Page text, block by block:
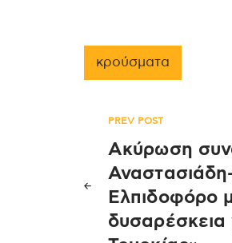
κρούσματα
PREV POST
Ακύρωση
Ελπιδοφόρο
δυσαρέσκεια